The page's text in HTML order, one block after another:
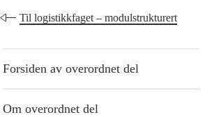
Til logistikkfaget – modulstrukturert
Forsiden av overordnet del
Om overordnet del